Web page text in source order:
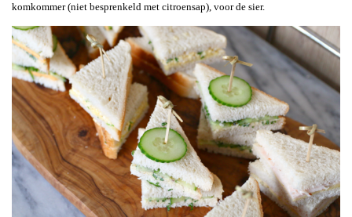
komkommer (niet besprenkeld met citroensap), voor de sier.